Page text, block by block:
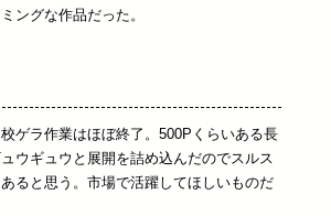
ングな作品だった。
校ゲラ作業はほぼ終了。500Pくらいある長
ウギュウと展開を詰め込んだのでスルス
ると思う。市場で活躍してほしいものだ